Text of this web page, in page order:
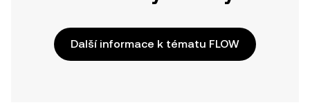
Další informace k tématu FLOW